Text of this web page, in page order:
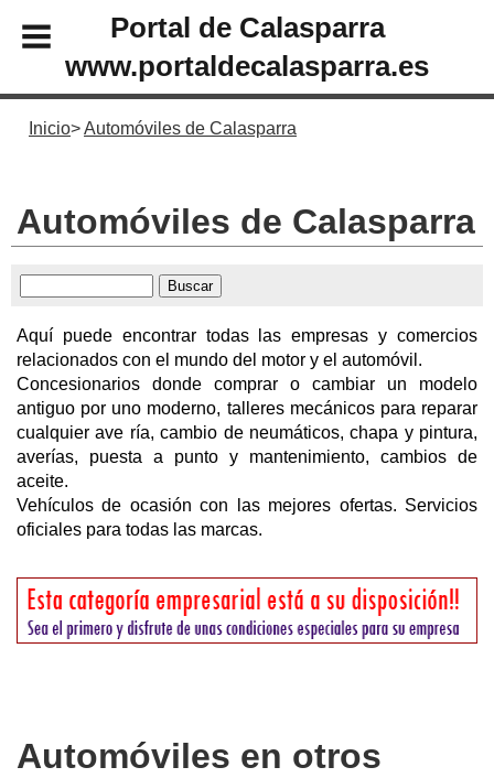
Portal de Calasparra
www.portaldecalasparra.es
Inicio Automóviles de Calasparra
Automóviles de Calasparra
Aquí puede encontrar todas las empresas y comercios
relacionados con el mundo del motor y el automóvil.
Concesionarios donde comprar o cambiar un modelo
antiguo por uno moderno, talleres mecánicos para reparar
cualquier ave ría, cambio de neumáticos, chapa y pintura,
averías, puesta a punto y mantenimiento, cambios de
aceite.
Vehículos de ocasión con las mejores ofertas. Servicios
oficiales para todas las marcas.
Automóviles en otros